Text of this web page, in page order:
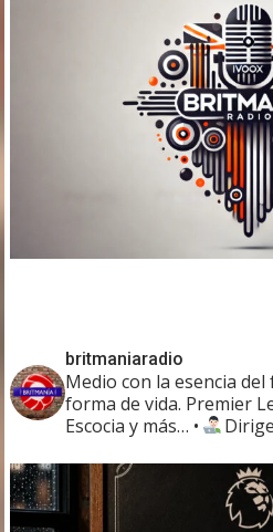
britmaniaradio
Medio con la esencia
forma de vida. Premier
Escocia y más… •